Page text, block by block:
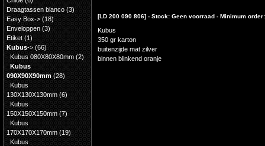
[LD 200 090 806] - Stock: Geen voorraad - Minimum
Kubus
350 gr karton
buitenzijde mat zilver
binnen blinkend oranje
Draagtassen blanco (3)
Easy Box->(18)
Enveloppen(3)
Etiket(1)
Kubus->(66)
Kubus 080X80X80mm(2)
Kubus
090X90X90mm (28)
Kubus
130X130X130mm(6)
Kubus
150X150X150mm(7)
Kubus
170X170X170mm(19)
Kubus